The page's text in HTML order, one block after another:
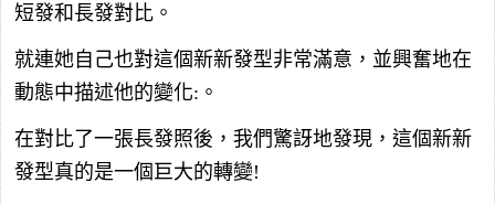
短發和長發對比。
就連她自己也對這個新新發型非常滿意，並興奮地在
動態中描述他的變化:。
在對比了一張長發照後，我們驚訝地發現，這個新新
發型真的是一個巨大的轉變!